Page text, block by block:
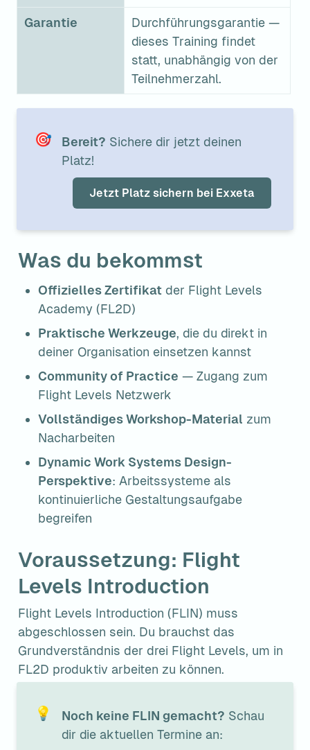
Garantie
Durchführungsgarantie —
dieses Training findet
statt, unabhängig von der
Teilnehmerzahl.
🎯 Bereit? Sichere dir jetzt deinen
Platz!
Jetzt Platz sichern bei Exxeta
Was du bekommst
Offizielles Zertifikat der Flight Levels
Academy (FL2D)
Praktische Werkzeuge, die du direkt in
deiner Organisation einsetzen kannst
Community of Practice — Zugang zum
Flight Levels Netzwerk
Vollständiges Workshop-Material zum
Nacharbeiten
Dynamic Work Systems Design-
Perspektive: Arbeitssysteme als
kontinuierliche Gestaltungsaufgabe
begreifen
Voraussetzung: Flight
Levels Introduction
Flight Levels Introduction (FLIN) muss
abgeschlossen sein. Du brauchst das
Grundverständnis der drei Flight Levels, um in
FL2D produktiv arbeiten zu können.
💡 Noch keine FLIN gemacht? Schau
dir die aktuellen Termine an: